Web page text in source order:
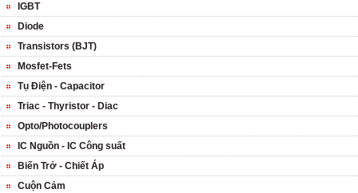
IGBT
Diode
Transistors (BJT)
Mosfet-Fets
Tụ Điện - Capacitor
Triac - Thyristor - Diac
Opto/Photocouplers
IC Nguồn - IC Công suất
Biến Trở - Chiết Áp
Cuộn Cảm